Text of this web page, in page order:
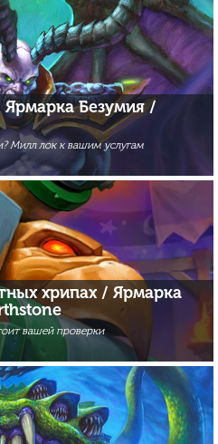
Безумия /
Милл лок к вашим услугам
хрипах / Ярмарка
вашей проверки